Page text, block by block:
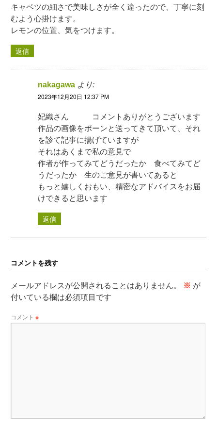
キャベツの細さで美味しさが全く違ったので、丁寧に刻
むよう心掛けます。
レモンの位置、気をつけます。
返信
nakagawa より:
2023年12月20日 12:37 PM
妃織さん コメントありがとうございます
作品の画像をポーンと送ってきて頂いて、それ
を診て記事に揚げていますが
それはあくまで私の意見で
作者が作ってみてどうだったか 食べてみてど
うだったか 生のご意見が書いてあると
もっと嬉しくおもい、精密なアドバイスをお届
けできると思います
返信
コメントを残す
メールアドレスが公開されることはありません。 ※ が
付いている欄は必須項目です
コメント※